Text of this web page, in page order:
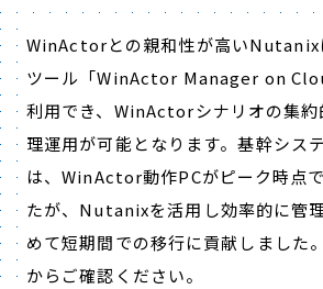
WinActorとの親和性が高いNutanix
ツール「WinActor Manager on
利用でき、WinActorシナリオの集約
理運用が可能となります。基幹シス
は、WinActor動作PCがピーク時点
たが、Nutanixを活用し効率的に管
めて短期間での移行に貢献しました
からご確認ください。